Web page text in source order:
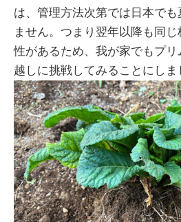
は、管理方法次第では日本で
ません。つまり翌年以降も同
性があるため、我が家でもプ
越しに挑戦してみることにしま